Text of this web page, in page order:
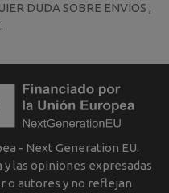
DUDA SOBRE ENVÍOS ,
- Next Generation EU.
las opiniones expresadas
o autores y no reflejan